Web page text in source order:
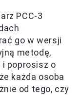
PCC-3
go w wersji
metodę,
poprosisz o
każda osoba
od tego, czy